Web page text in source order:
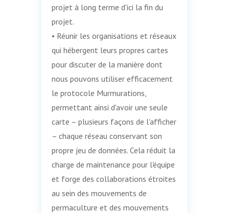
projet à long terme d'ici la fin du
projet.
• Réunir les organisations et réseaux
qui hébergent leurs propres cartes
pour discuter de la manière dont
nous pouvons utiliser efficacement
le protocole Murmurations,
permettant ainsi d'avoir une seule
carte – plusieurs façons de l'afficher
– chaque réseau conservant son
propre jeu de données. Cela réduit la
charge de maintenance pour l'équipe
et forge des collaborations étroites
au sein des mouvements de
permaculture et des mouvements